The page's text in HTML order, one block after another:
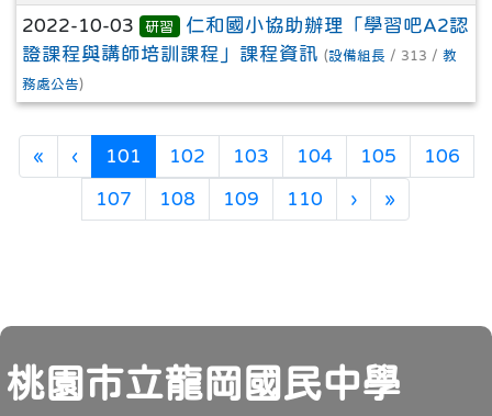
2022-10-03 研習
仁和國小協助辦理「學習吧A2認
證課程與講師培訓課程」課程資訊 (設備組長 / 313 / 教
務處公告)
«第一頁
‹上一頁
101 (目前頁次)
102 103 104 105 106
107 108 109 110 ›下一頁
»
頁尾
桃園市立龍岡國民中學